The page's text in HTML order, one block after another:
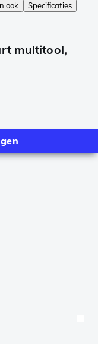
ook
Specificaties
multitool,